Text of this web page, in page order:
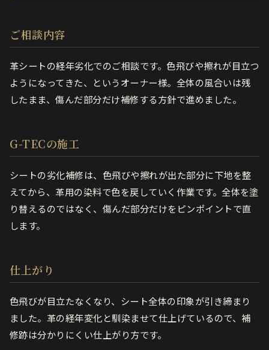
ご相談内容
革シートの経年劣化でのご相談です。色飛びや擦れが目立つ
ようになってきた、というオーナー様。全体の風合いは残
したまま、傷んだ部分だけ補修する方針で進めました。
G-TECの施工
シートの劣化補修は、色飛びや擦れが出た部分に下地を整
えてから、革用の染料で色を戻していく作業です。全体を塗
り替えるのではなく、傷んだ部分だけをピンポイントで直
します。
仕上がり
色飛びが目立たなくなり、シート全体の印象が引き締まり
ました。革の経年変化と馴染ませて仕上げているので、補
修跡は分かりにくい仕上がり方です。